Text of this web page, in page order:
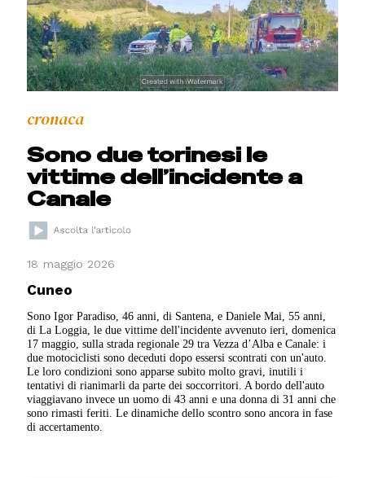
cronaca
Sono due torinesi le
vittime dell’incidente a
Canale
18 maggio 2026
Cuneo
Sono Igor Paradiso, 46 anni, di Santena, e Daniele Mai, 55 anni,
di La Loggia, le due vittime dell'incidente avvenuto ieri, domenica
17 maggio, sulla strada regionale 29 tra Vezza d’Alba e Canale: i
due motociclisti sono deceduti dopo essersi scontrati con un'auto.
Le loro condizioni sono apparse subito molto gravi, inutili i
tentativi di rianimarli da parte dei soccorritori. A bordo dell'auto
viaggiavano invece un uomo di 43 anni e una donna di 31 anni che
sono rimasti feriti. Le dinamiche dello scontro sono ancora in fase
di accertamento.